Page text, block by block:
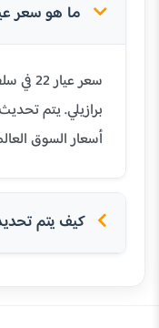
ما هو سعر عيار 22 في سلفادور
برازيلي. يتم
أسعار السوق
كيف يتم تحديد